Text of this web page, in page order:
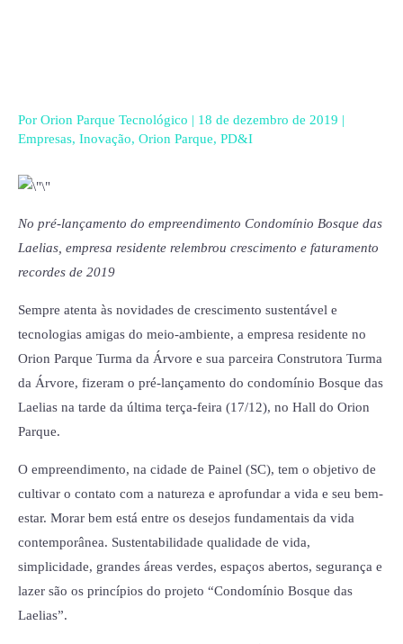
Por Orion Parque Tecnológico | 18 de dezembro de 2019 |
Empresas, Inovação, Orion Parque, PD&I
No pré-lançamento do empreendimento Condomínio Bosque das
Laelias, empresa residente relembrou crescimento e faturamento
recordes de 2019
Sempre atenta às novidades de crescimento sustentável e
tecnologias amigas do meio-ambiente, a empresa residente no
Orion Parque Turma da Árvore e sua parceira Construtora Turma
da Árvore, fizeram o pré-lançamento do condomínio Bosque das
Laelias na tarde da última terça-feira (17/12), no Hall do Orion
Parque.
O empreendimento, na cidade de Painel (SC), tem o objetivo de
cultivar o contato com a natureza e aprofundar a vida e seu bem-
estar. Morar bem está entre os desejos fundamentais da vida
contemporânea. Sustentabilidade qualidade de vida,
simplicidade, grandes áreas verdes, espaços abertos, segurança e
lazer são os princípios do projeto “Condomínio Bosque das
Laelias”.